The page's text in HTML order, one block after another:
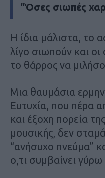
“Όσες σιωπές
Η ίδια μάλιστα, το
λίγο σιωπούν και
το θάρρος να
Μια θαυμάσια
Ευτυχία, που πέρα
και έξοχη πορεία
μουσικής, δεν
“ανήσυχο πνεύμα”
ο,τι συμβαίνει